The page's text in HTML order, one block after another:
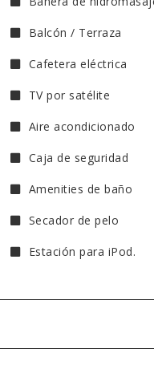
Balcón / Terraza
Cafetera eléctrica
TV por satélite
Aire acondicionado
Caja de seguridad
Amenities de baño
Secador de pelo
Estación para iPod.